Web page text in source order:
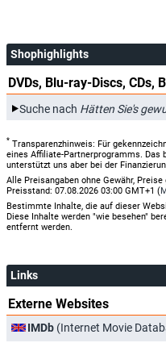
Shophighlights
DVDs, Blu-ray-Discs, CDs,
Suche nach Hätten Sie's
* Transparenzhinweis: Für
eines Affiliate-Partnerprogramms. Das
unterstützt uns aber bei der
Alle Preisangaben ohne Gewähr,
Preisstand: 07.08.2026 03:00 GMT+1 (
Bestimmte Inhalte, die auf dieser
Diese Inhalte werden "wie besehen"
entfernt werden.
Links
Externe Websites
IMDb (Internet Movie